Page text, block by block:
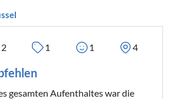
2 1 1 4
gesamten Aufenthaltes war die